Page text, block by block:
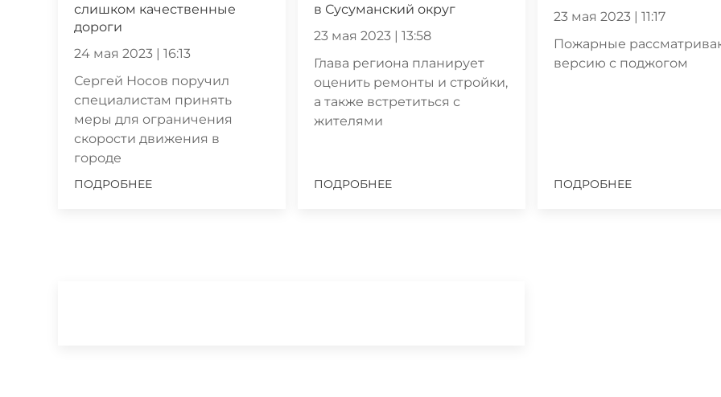
слишком качественные
дороги
24 мая 2023 | 16:13
Сергей Носов поручил
специалистам принять
меры для ограничения
скорости движения в
городе
ПОДРОБНЕЕ
в Сусуманский округ
23 мая 2023 | 13:58
Глава региона планирует
оценить ремонты и стройки,
а также встретиться с
жителями
ПОДРОБНЕЕ
23 мая 2023 | 11:17
Пожарные
версию с поджогом
ПОДРОБНЕЕ